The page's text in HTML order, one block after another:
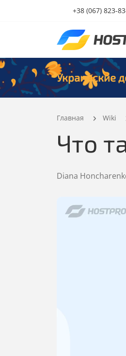
+38 (067) 823-
Украинские
Главная Wiki
Что
Diana